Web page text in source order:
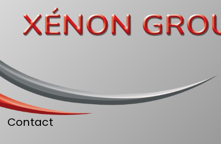
Contact